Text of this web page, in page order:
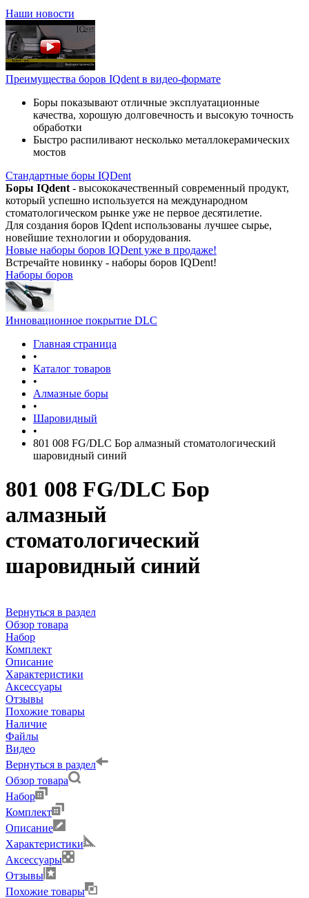
Наши новости
Преимущества боров IQdent в видео-формате
Боры показывают отличные эксплуатационные
качества, хорошую долговечность и высокую точность
обработки
Быстро распиливают несколько металлокерамических
мостов
Стандартные боры IQDent
Боры IQdent - высококачественный современный продукт,
который успешно используется на международном
стоматологическом рынке уже не первое десятилетие.
Для создания боров IQdent использованы лучшее сырье,
новейшие технологии и оборудования.
Новые наборы боров IQDent уже в продаже!
Встречайте новинку - наборы боров IQDent!
Наборы боров
Инновационное покрытие DLC
Главная страница
•
Каталог товаров
•
Алмазные боры
•
Шаровидный
•
801 008 FG/DLC Бор алмазный стоматологический
шаровидный синий
801 008 FG/DLC Бор
алмазный
стоматологический
шаровидный синий
Вернуться в раздел
Обзор товара
Набор
Комплект
Описание
Характеристики
Аксессуары
Отзывы
Похожие товары
Наличие
Файлы
Видео
Вернуться в раздел
Обзор товара
Набор
Комплект
Описание
Характеристики
Аксессуары
Отзывы
Похожие товары